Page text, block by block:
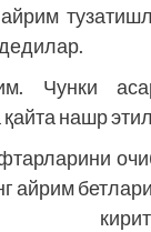
Чунки
нашр
айрим